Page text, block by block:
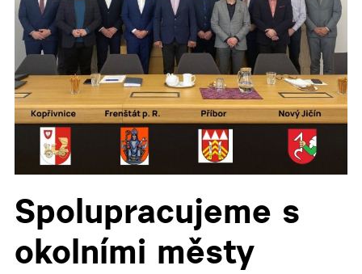
▼
Spolupracujeme s
okolními městy